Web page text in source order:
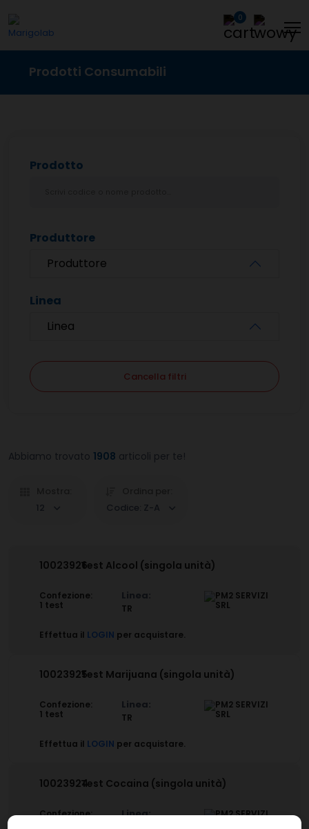
0
Prodotti Consumabili
Prodotto
Produttore
Produttore
Linea
Linea
Cancella filtri
Abbiamo trovato 1908 articoli per te!
12
Codice: Z-A
10023926Test Alcool (singola unità)
Confezione:
1 test
Linea:
TR
Effettua il LOGIN per acquistare.
10023925Test Marijuana (singola unità)
Confezione:
1 test
Linea:
TR
Effettua il LOGIN per acquistare.
10023924Test Cocaina (singola unità)
Confezione:
Linea: